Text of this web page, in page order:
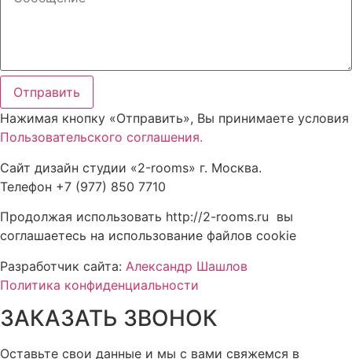
Отправить
Нажимая кнопку «Отправить», Вы принимаете условия
Пользовательского соглашения.
Сайт дизайн студии «2-rooms» г. Москва.
Телефон +7 (977) 850 7710
Продолжая использовать http://2-rooms.ru вы
соглашаетесь на использование файлов cookie
Разработчик сайта: Александр Шашлов
Политика конфиденциальности
ЗАКАЗАТЬ ЗВОНОК
Оставьте свои данные и мы с вами свяжемся в